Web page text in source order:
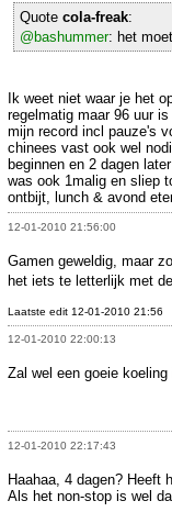
Quote cola-freak:
@bashummer: het
Ik weet niet waar je het
regelmatig maar 96 uur is
mijn record incl pauze's
chinees vast ook wel
beginnen en 2 dagen
was ook 1malig en sliep
ontbijt, lunch & avond
12-01-2010 21:56:00
Gamen geweldig, maar
het iets te letterlijk met
Laatste edit 12-01-2010 21:56
12-01-2010 22:00:13
Zal wel een goeie
12-01-2010 22:17:43
Haahaa, 4 dagen? Heeft
Als het non-stop is wel